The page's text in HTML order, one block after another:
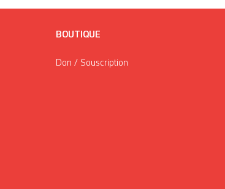
BOUTIQUE
Don / Souscription